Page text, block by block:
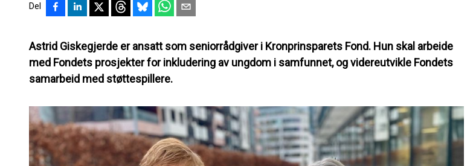
Del
Astrid Giskegjerde er ansatt som seniorrådgiver i Kronprinsparets Fond. Hun skal arbeide
med Fondets prosjekter for inkludering av ungdom i samfunnet, og videreutvikle Fondets
samarbeid med støttespillere.